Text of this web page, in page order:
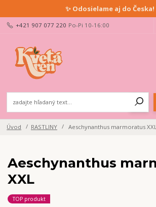
✨ Odosielame aj do Česka!
+421 907 077 220 Po-Pi 10-16:00
Úvod RASTLINY Aeschynanthus marmoratus XXL
Aeschynanthus
XXL
TOP produkt